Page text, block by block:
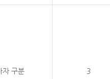
자 구분 3